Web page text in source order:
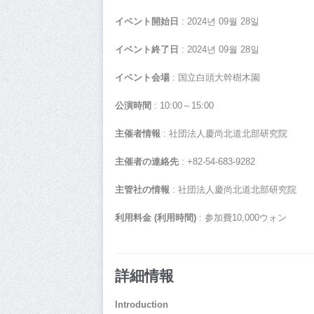
イベント開始日 : 2024년 09월 28일
イベント終了日 : 2024년 09월 28일
イベント会場 : 国立白頭大幹樹木園
公演時間 : 10:00～15:00
主催者情報 : 社団法人慶尚北道北部研究院
主催者の連絡先 : +82-54-683-9282
主管社の情報 : 社団法人慶尚北道北部研究院
利用料金 (利用時間) : 参加費10,000ウォン
詳細情報
Introduction